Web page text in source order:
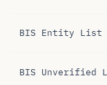
BIS Entity List
BIS Unverified